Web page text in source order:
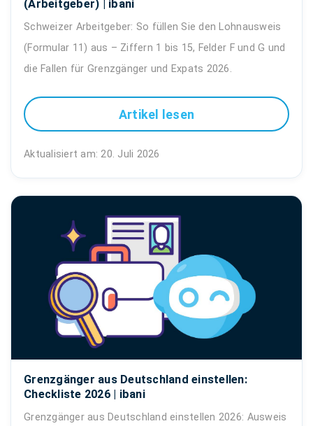
(Arbeitgeber) | ibani
Schweizer Arbeitgeber: So füllen Sie den Lohnausweis
(Formular 11) aus – Ziffern 1 bis 15, Felder F und G und
die Fallen für Grenzgänger und Expats 2026.
Artikel lesen
Aktualisiert am: 20. Juli 2026
Grenzgänger aus Deutschland einstellen:
Checkliste 2026 | ibani
Grenzgänger aus Deutschland einstellen 2026: Ausweis